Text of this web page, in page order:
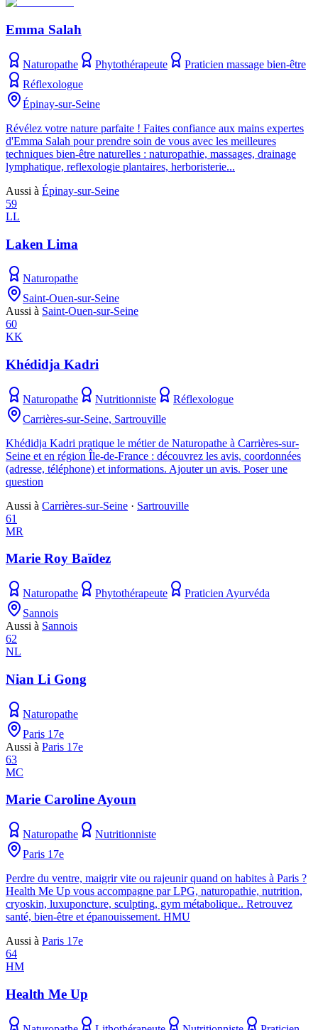
Emma Salah
Naturopathe Phytothérapeute
Praticien massage bien-être
Réflexologue
Épinay-sur-Seine
Révélez votre nature parfaite ! Faites confiance aux mains expertes
d'Emma Salah pour prendre soin de vous avec les meilleures
techniques bien-être naturelles : naturopathie, massages, drainage
lymphatique, reflexologie plantaires, herboristerie...
Aussi à Épinay-sur-Seine
59
LL
Laken Lima
Naturopathe
Saint-Ouen-sur-Seine
Aussi à Saint-Ouen-sur-Seine
60
KK
Khédidja Kadri
Naturopathe Nutritionniste
Réflexologue
Carrières-sur-Seine, Sartrouville
Khédidja Kadri pratique le métier de Naturopathe à Carrières-sur-
Seine et en région Île-de-France : découvrez les avis, coordonnées
(adresse, téléphone) et informations. Ajouter un avis. Poser une
question
Aussi à Carrières-sur-Seine · Sartrouville
61
MR
Marie Roy Baïdez
Naturopathe Phytothérapeute
Praticien Ayurvéda
Sannois
Aussi à Sannois
62
NL
Nian Li Gong
Naturopathe
Paris 17e
Aussi à Paris 17e
63
MC
Marie Caroline Ayoun
Naturopathe
Nutritionniste
Paris 17e
Perdre du ventre, maigrir vite ou rajeunir quand on habites à Paris ?
Health Me Up vous accompagne par LPG, naturopathie, nutrition,
cryoskin, luxuponcture, sculpting, gym métabolique.. Retrouvez
santé, bien-être et épanouissement. HMU
Aussi à Paris 17e
64
HM
Health Me Up